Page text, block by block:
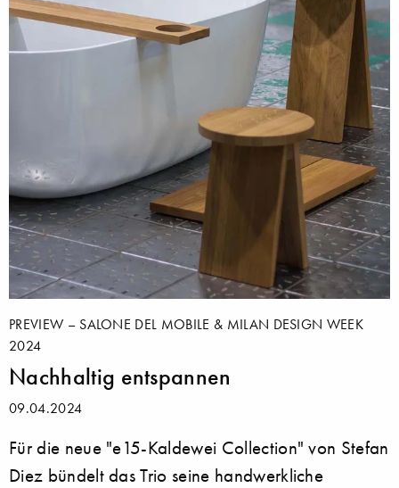
PREVIEW – SALONE DEL MOBILE & MILAN DESIGN WEEK
2024
Nachhaltig entspannen
09.04.2024
Für die neue "e15-Kaldewei Collection" von Stefan
Diez bündelt das Trio seine handwerkliche